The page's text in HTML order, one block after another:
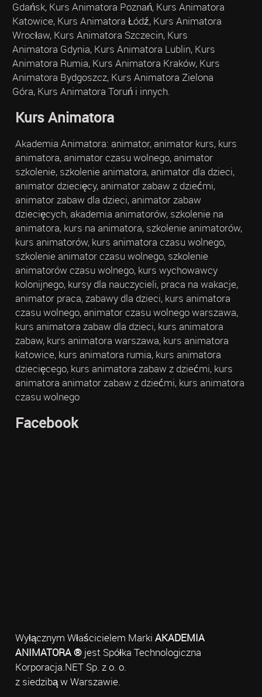
Gdańsk, Kurs Animatora Poznań, Kurs Animatora
Katowice, Kurs Animatora Łódź, Kurs Animatora
Wrocław, Kurs Animatora Szczecin, Kurs
Animatora Gdynia, Kurs Animatora Lublin, Kurs
Animatora Rumia, Kurs Animatora Kraków, Kurs
Animatora Bydgoszcz, Kurs Animatora Zielona
Góra, Kurs Animatora Toruń i innych.
Kurs Animatora
Akademia Animatora: animator, animator kurs, kurs
animatora, animator czasu wolnego, animator
szkolenie, szkolenie animatora, animator dla dzieci,
animator dziecięcy, animator zabaw z dziećmi,
animator zabaw dla dzieci, animator zabaw
dziecięcych, akademia animatorów, szkolenie na
animatora, kurs na animatora, szkolenie animatorów,
kurs animatorów, kurs animatora czasu wolnego,
szkolenie animator czasu wolnego, szkolenie
animatorów czasu wolnego, kurs wychowawcy
kolonijnego, kursy dla nauczycieli, praca na wakacje,
animator praca, zabawy dla dzieci, kurs animatora
czasu wolnego, animator czasu wolnego warszawa,
kurs animatora zabaw dla dzieci, kurs animatora
zabaw, kurs animatora warszawa, kurs animatora
katowice, kurs animatora rumia, kurs animatora
dziecięcego, kurs animatora zabaw z dziećmi, kurs
animatora animator zabaw z dziećmi, kurs animatora
czasu wolnego
Facebook
Wyłącznym Właścicielem Marki AKADEMIA
ANIMATORA ®jest Spółka Technologiczna
Korporacja.NET Sp. z o. o.
z siedzibą w Warszawie.